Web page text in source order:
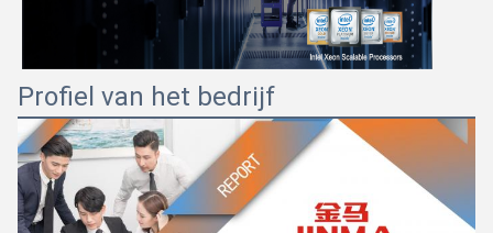
Profiel van het bedrijf